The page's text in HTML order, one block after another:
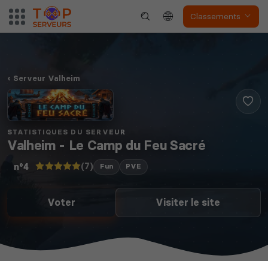
Classements
Serveur Valheim
STATISTIQUES DU SERVEUR
Valheim - Le Camp du Feu Sacré
n°4 (7) Fun PVE
Voter Visiter le site